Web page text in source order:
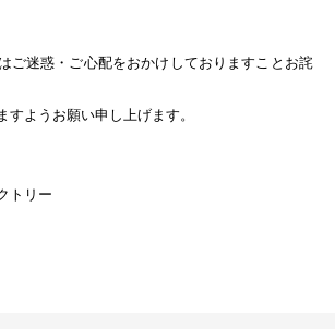
ご迷惑・ご心配をおかけしておりますことお詫
すようお願い申し上げます。
トリー